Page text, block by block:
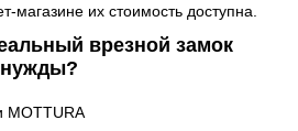
магазине их стоимость доступна.
врезной замок